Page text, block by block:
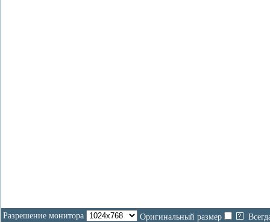
Разрешение монитора Оригинальный размер